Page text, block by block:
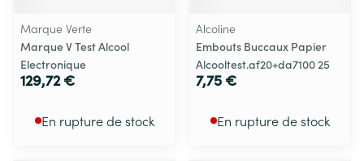
Marque Verte
Marque V Test Alcool
Electronique
129,72 €
En rupture de stock
Alcoline
Embouts Buccaux Papier
Alcooltest.af20+da7100 25
7,75 €
En rupture de stock